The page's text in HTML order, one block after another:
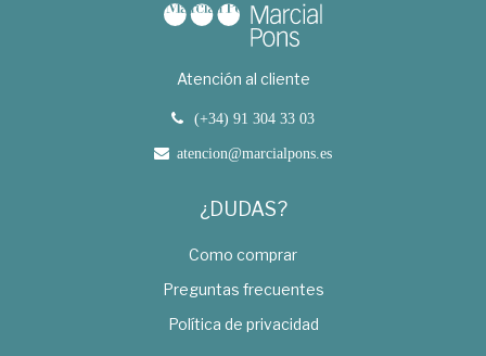
Atención al cliente
(+34) 91 304 33 03
atencion@marcialpons.es
¿DUDAS?
Como comprar
Preguntas frecuentes
Política de privacidad